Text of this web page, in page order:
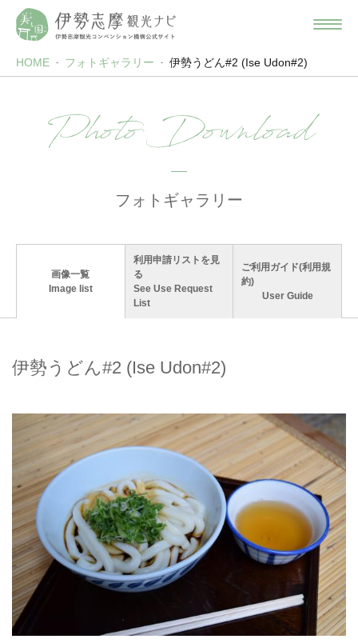
HOME フォトギャラリー 伊勢うどん#2 (Ise Udon#2)
Photo Download
フォトギャラリー
画像一覧
Image list
利用申請リストを見
る
See Use Request
List
ご利用ガイド(利用規
約)
User Guide
伊勢うどん#2 (Ise Udon#2)